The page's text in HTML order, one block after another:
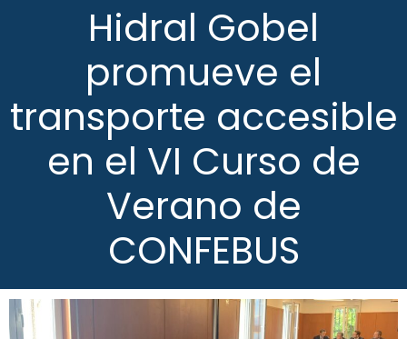
Hidral Gobel
promueve el
transporte accesible
en el VI Curso de
Verano de
CONFEBUS